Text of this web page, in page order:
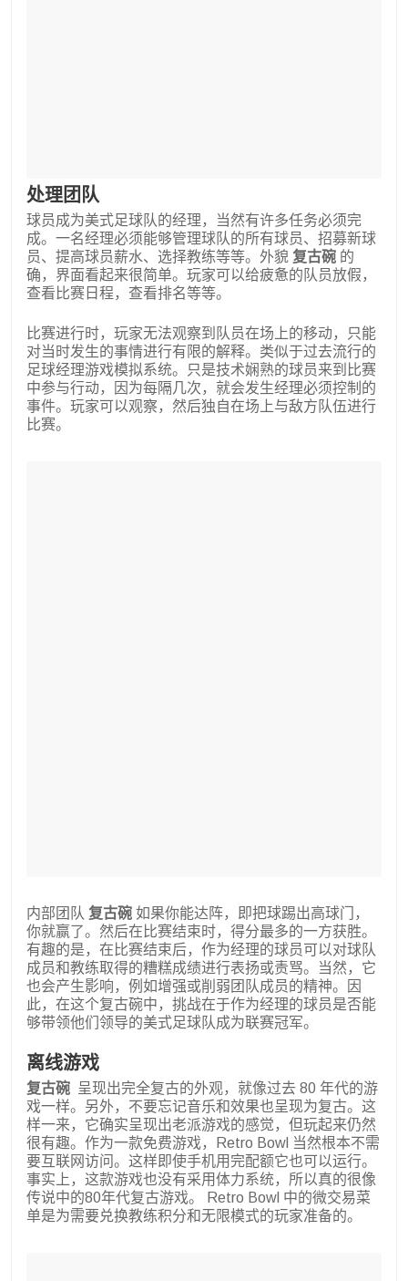
处理团队
球员成为美式足球队的经理，当然有许多任务必须完
成。一名经理必须能够管理球队的所有球员、招募新球
员、提高球员薪水、选择教练等等。外貌 复古碗 的
确，界面看起来很简单。玩家可以给疲惫的队员放假，
查看比赛日程，查看排名等等。
比赛进行时，玩家无法观察到队员在场上的移动，只能
对当时发生的事情进行有限的解释。类似于过去流行的
足球经理游戏模拟系统。只是技术娴熟的球员来到比赛
中参与行动，因为每隔几次，就会发生经理必须控制的
事件。玩家可以观察，然后独自在场上与敌方队伍进行
比赛。
内部团队 复古碗 如果你能达阵，即把球踢出高球门，
你就赢了。然后在比赛结束时，得分最多的一方获胜。
有趣的是，在比赛结束后，作为经理的球员可以对球队
成员和教练取得的糟糕成绩进行表扬或责骂。当然，它
也会产生影响，例如增强或削弱团队成员的精神。因
此，在这个复古碗中，挑战在于作为经理的球员是否能
够带领他们领导的美式足球队成为联赛冠军。
离线游戏
复古碗 呈现出完全复古的外观，就像过去 80 年代的游
戏一样。另外，不要忘记音乐和效果也呈现为复古。这
样一来，它确实呈现出老派游戏的感觉，但玩起来仍然
很有趣。作为一款免费游戏，Retro Bowl 当然根本不需
要互联网访问。这样即使手机用完配额它也可以运行。
事实上，这款游戏也没有采用体力系统，所以真的很像
传说中的80年代复古游戏。 Retro Bowl 中的微交易菜
单是为需要兑换教练积分和无限模式的玩家准备的。